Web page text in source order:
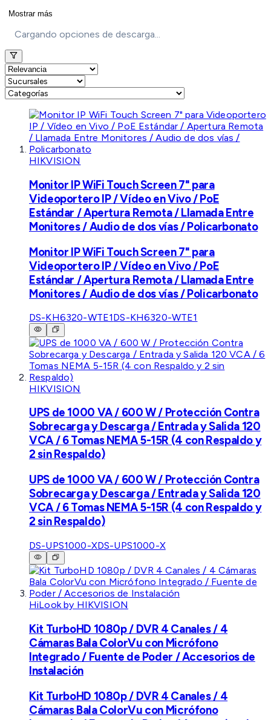
Mostrar más
Cargando opciones de descarga...
HIKVISION
Monitor IP WiFi Touch Screen 7" para
Videoportero IP / Vídeo en Vivo / PoE
Estándar / Apertura Remota / Llamada Entre
Monitores / Audio de dos vías / Policarbonato
Monitor IP WiFi Touch Screen 7" para
Videoportero IP / Vídeo en Vivo / PoE
Estándar / Apertura Remota / Llamada Entre
Monitores / Audio de dos vías / Policarbonato
DS-KH6320-WTE1DS-KH6320-WTE1
HIKVISION
UPS de 1000 VA / 600 W / Protección Contra
Sobrecarga y Descarga / Entrada y Salida 120
VCA / 6 Tomas NEMA 5-15R (4 con Respaldo y
2 sin Respaldo)
UPS de 1000 VA / 600 W / Protección Contra
Sobrecarga y Descarga / Entrada y Salida 120
VCA / 6 Tomas NEMA 5-15R (4 con Respaldo y
2 sin Respaldo)
DS-UPS1000-XDS-UPS1000-X
HiLook by HIKVISION
Kit TurboHD 1080p / DVR 4 Canales / 4
Cámaras Bala ColorVu con Micrófono
Integrado / Fuente de Poder / Accesorios de
Instalación
Kit TurboHD 1080p / DVR 4 Canales / 4
Cámaras Bala ColorVu con Micrófono